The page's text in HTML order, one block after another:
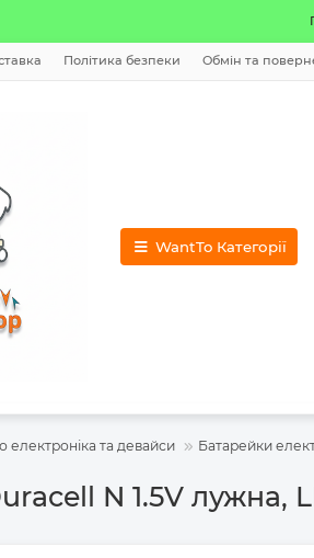
Політика безпеки Обмін та
WantTo Категорії
електроніка та девайси Батарейки
N 1.5V лужна,